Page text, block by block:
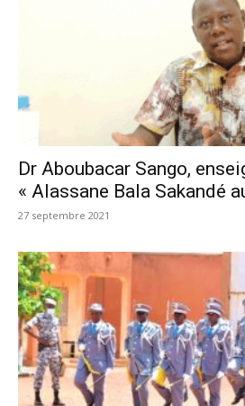
Dr Aboubacar Sango,
« Alassane Bala Sakandé
27 septembre 2021